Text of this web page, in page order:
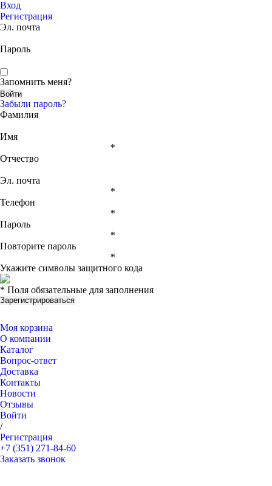
Вход
Регистрация
Эл. почта
Пароль
Запомнить меня?
Забыли пароль?
Фамилия
Имя
*
Отчество
Эл. почта
*
Телефон
*
Пароль
*
Повторите пароль
*
Укажите символы защитного кода
* Поля обязательные для заполнения
Моя корзина
О компании
Каталог
Вопрос-ответ
Доставка
Контакты
Новости
Отзывы
Войти
/
Регистрация
+7 (351) 271-84-60
Заказать звонок